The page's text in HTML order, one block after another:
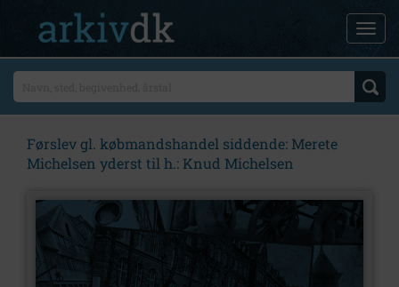
Førslev gl. købmandshandel siddende: Merete
Michelsen yderst til h.: Knud Michelsen